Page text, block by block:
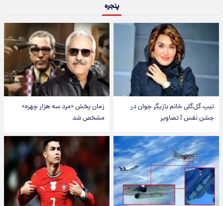
پنجره
تیپ گل‌گلی خانم بازیگر جوان در
جشن نفس | تصاویر
زمان پخش «مرد سه هزار چهره»
مشخص شد